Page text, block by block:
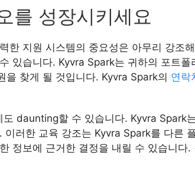
를 성장시키세요
한 지원 시스템의 중요성은 아무리 강조
있습니다. Kyvra Spark는 귀하의 포트
을 찾게 될 것입니다. Kyvra Spark의 연락
daunting할 수 있습니다. Kyvra Spark
러한 교육 강조는 Kyvra Spark를 다른
정보에 근거한 결정을 내릴 수 있습니다